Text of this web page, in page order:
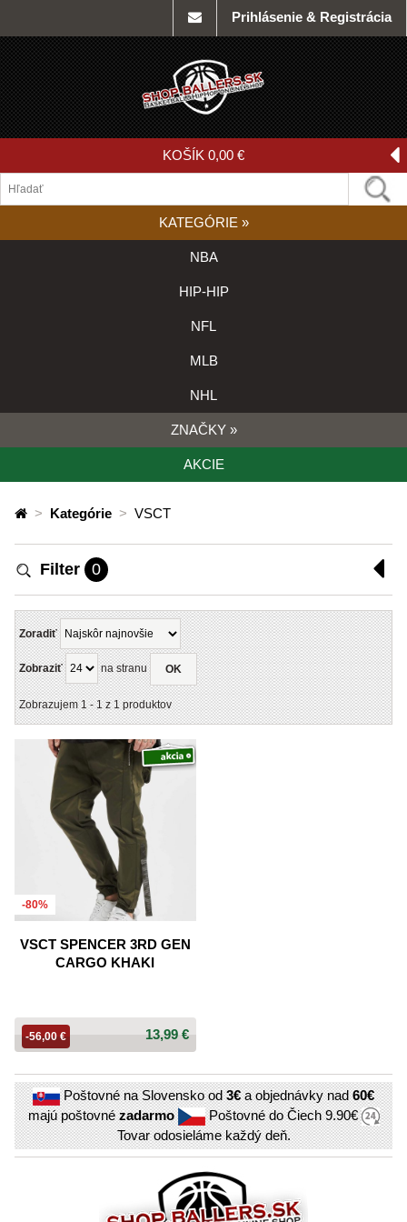
Prihlásenie & Registrácia
KOŠÍK 0,00 €
KATEGÓRIE »
NBA
HIP-HIP
NFL
MLB
NHL
ZNAČKY »
AKCIE
> Kategórie > VSCT
Filter 0
Zoradiť
Zobraziť na stranu OK
Zobrazujem1-1z1produktov
-80%
VSCT SPENCER 3RD GEN
CARGO KHAKI
13,99 €
-56,00 €
Poštovné na Slovensko od3€a objednávky nad60€
majú poštovnézadarmo Poštovné do Čiech9.90€
Tovar odosieláme každý deň.